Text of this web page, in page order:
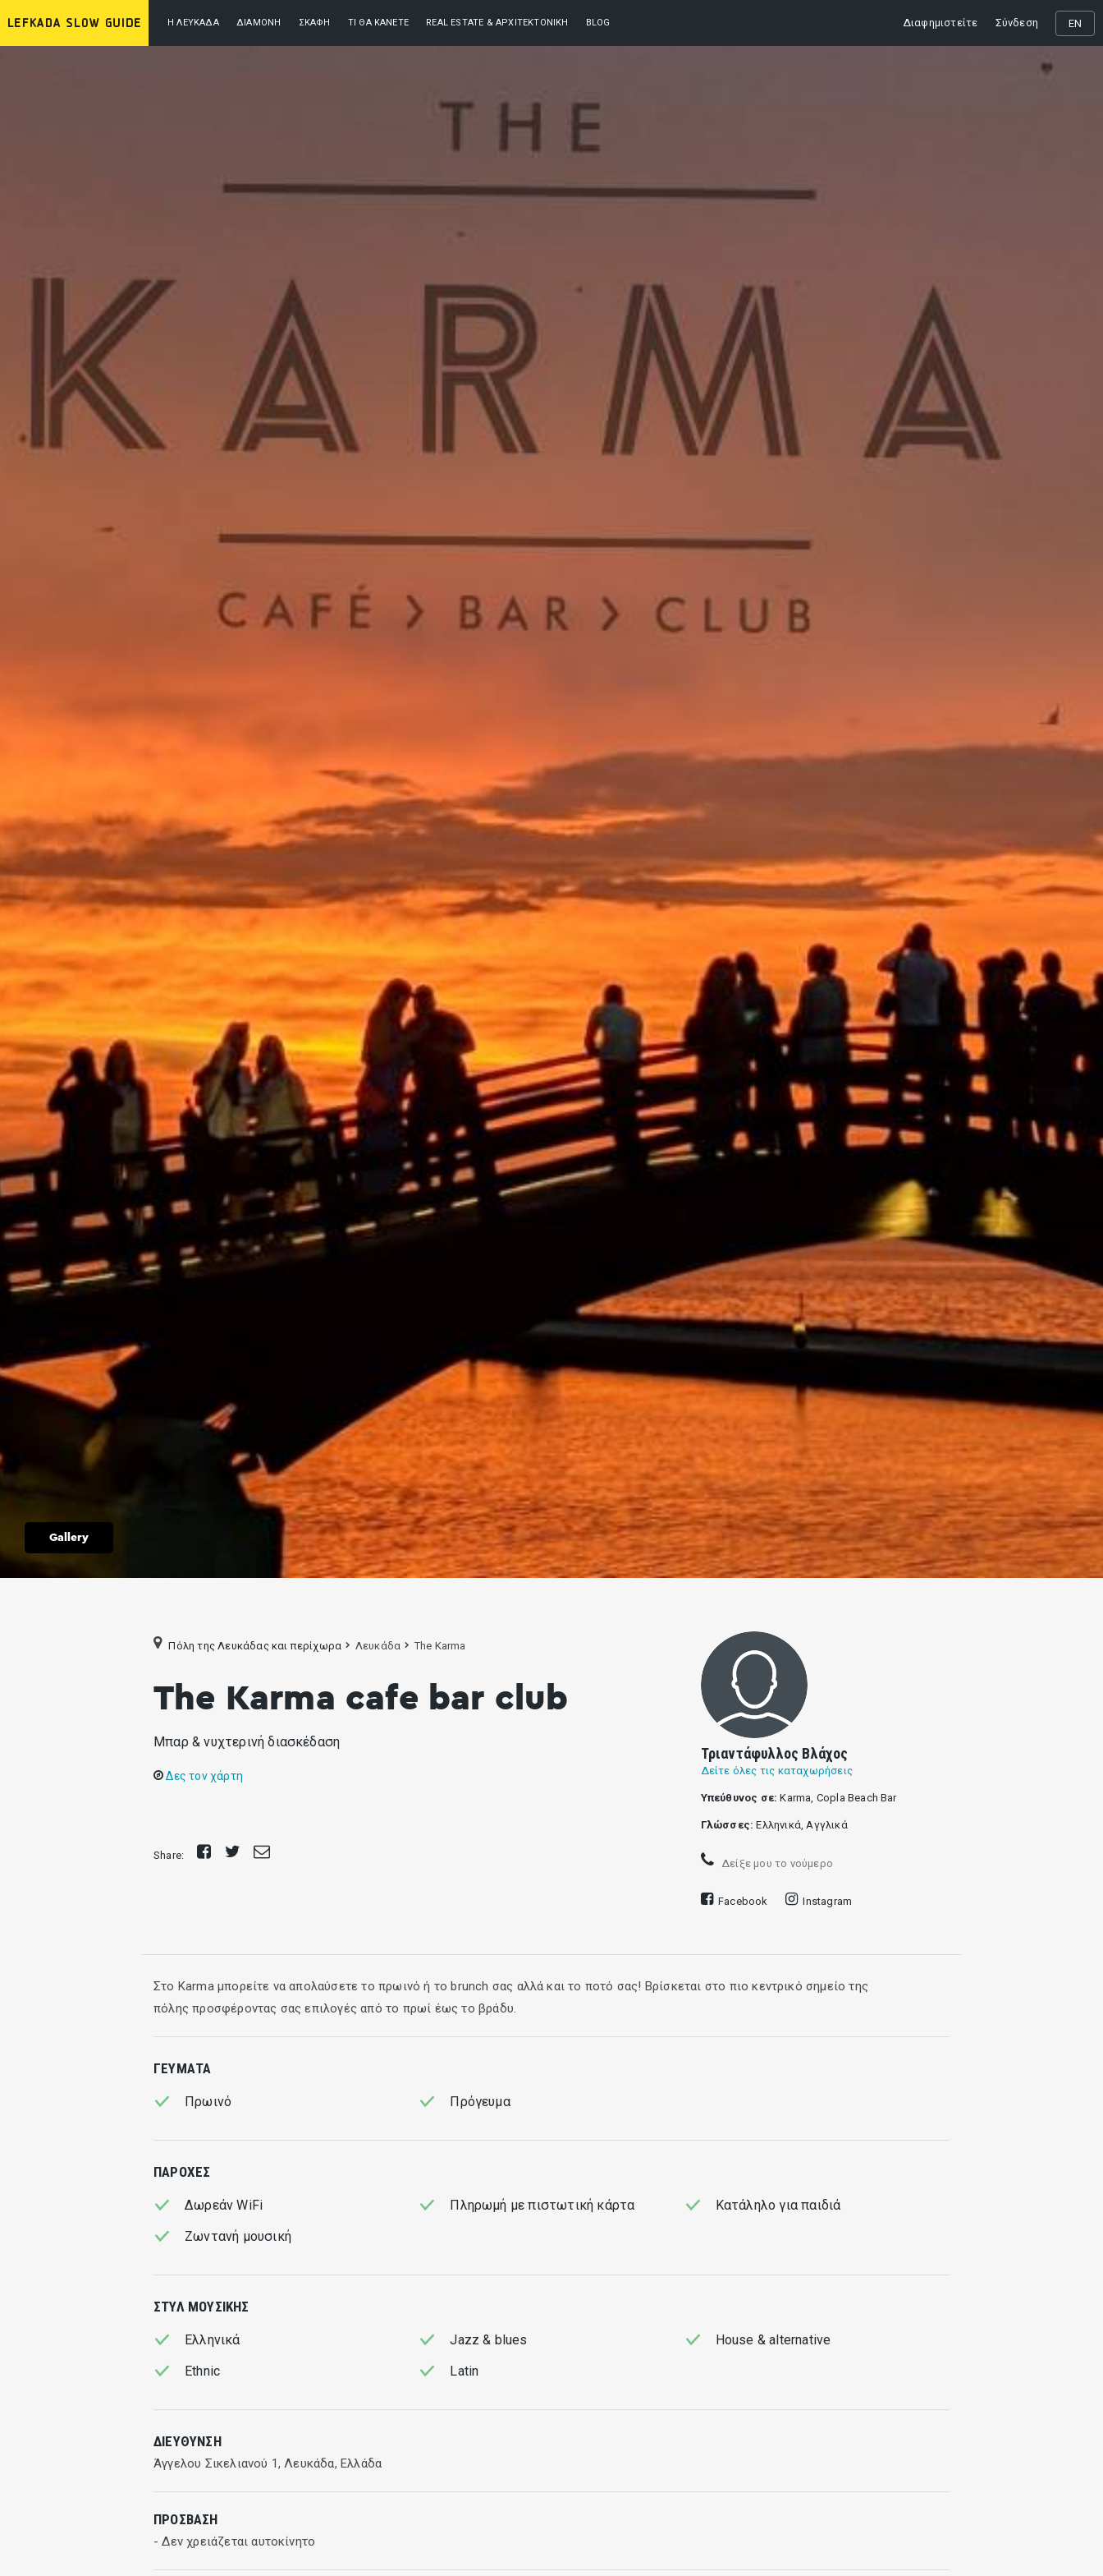
Η ΛΕΥΚΆΔΑ ΔΙΑΜΟΝΉ ΣΚΆΦΗ ΤΙ ΘΑ ΚΆΝΕΤΕ REAL ESTATE & ΑΡΧΙΤΕΚΤΟΝΙΚΉ BLOG Διαφημιστείτε Σύνδεση EN
Gallery
Πόλη της Λευκάδας και περίχωρα Λευκάδα The Karma
The Karma cafe bar club
Μπαρ & νυχτερινή διασκέδαση
Δες τον χάρτη
Share:
Share
TweetSend
E-
Τριαντάφυλλος Βλάχος
Δείτε όλες τις καταχωρήσεις
Υπεύθυνος σε: Karma, Copla Beach Bar
Γλώσσες: Ελληνικά, Αγγλικά
Δείξε μου το νούμερο
Facebook Instagram
Στο Karma μπορείτε να απολαύσετε το πρωινό ή το brunch σας αλλά και το ποτό σας! Βρίσκεται στο πιο κεντρικό σημείο της
πόλης προσφέροντας σας επιλογές από το πρωί έως το βράδυ.
ΓΕΎΜΑΤΑ
Πρωινό Πρόγευμα
ΠΑΡΟΧΈΣ
Δωρεάν WiFi Πληρωμή με πιστωτική κάρτα
Κατάληλο για παιδιά
Ζωντανή μουσική
ΣΤΥΛ ΜΟΥΣΙΚΉΣ
Ελληνικά Jazz & blues
House & alternative
Ethnic
Latin
ΔΙΕΎΘΥΝΣΗ
Άγγελου Σικελιανού 1, Λευκάδα, Ελλάδα
ΠΡΌΣΒΑΣΗ
- Δεν χρειάζεται αυτοκίνητο